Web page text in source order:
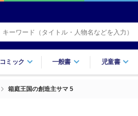
コミック 一般書 児童書
箱庭王国の創造主サマ 5